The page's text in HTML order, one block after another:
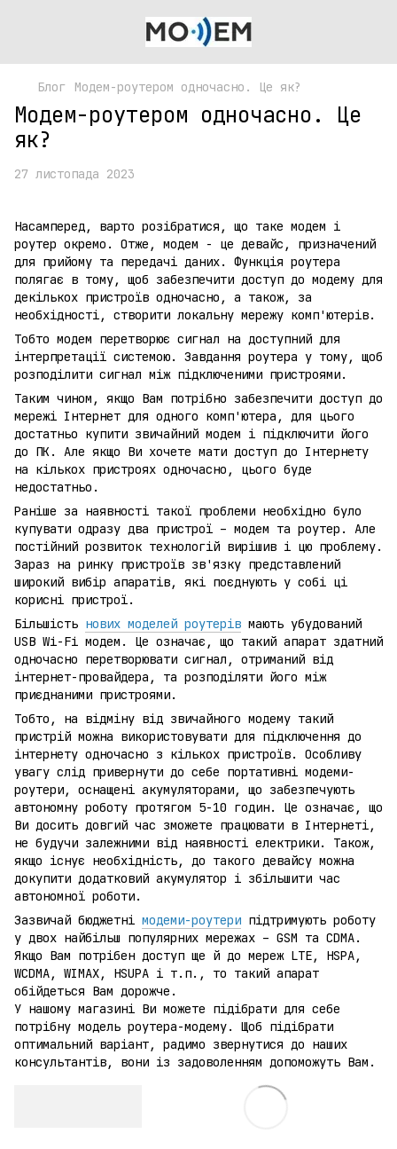
Блог Модем-роутером одночасно. Це як?
Модем-роутером одночасно. Це
як?
27 листопада 2023
Насамперед, варто розібратися, що таке модем і
роутер окремо. Отже, модем - це девайс, призначений
для прийому та передачі даних. Функція роутера
полягає в тому, щоб забезпечити доступ до модему для
декількох пристроїв одночасно, а також, за
необхідності, створити локальну мережу комп'ютерів.
Тобто модем перетворює сигнал на доступний для
інтерпретації системою. Завдання роутера у тому, щоб
розподілити сигнал між підключеними пристроями.
Таким чином, якщо Вам потрібно забезпечити доступ до
мережі Інтернет для одного комп'ютера, для цього
достатньо купити звичайний модем і підключити його
до ПК. Але якщо Ви хочете мати доступ до Інтернету
на кількох пристроях одночасно, цього буде
недостатньо.
Раніше за наявності такої проблеми необхідно було
купувати одразу два пристрої – модем та роутер. Але
постійний розвиток технологій вирішив і цю проблему.
Зараз на ринку пристроїв зв'язку представлений
широкий вибір апаратів, які поєднують у собі ці
корисні пристрої.
Більшість нових моделей роутерів мають убудований
USB Wi-Fi модем. Це означає, що такий апарат здатний
одночасно перетворювати сигнал, отриманий від
інтернет-провайдера, та розподіляти його між
приєднаними пристроями.
Тобто, на відміну від звичайного модему такий
пристрій можна використовувати для підключення до
інтернету одночасно з кількох пристроїв. Особливу
увагу слід привернути до себе портативні модеми-
роутери, оснащені акумуляторами, що забезпечують
автономну роботу протягом 5-10 годин. Це означає, що
Ви досить довгий час зможете працювати в Інтернеті,
не будучи залежними від наявності електрики. Також,
якщо існує необхідність, до такого девайсу можна
докупити додатковий акумулятор і збільшити час
автономної роботи.
Зазвичай бюджетні модеми-роутери підтримують роботу
у двох найбільш популярних мережах – GSM та CDMA.
Якщо Вам потрібен доступ ще й до мереж LTE, HSPA,
WCDMA, WIMAX, HSUPA і т.п., то такий апарат
обійдеться Вам дорожче.
У нашому магазині Ви можете підібрати для себе
потрібну модель роутера-модему. Щоб підібрати
оптимальний варіант, радимо звернутися до наших
консультантів, вони із задоволенням допоможуть Вам.